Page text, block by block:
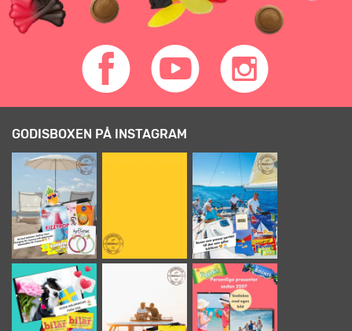
GODISBOXEN PÅ INSTAGRAM